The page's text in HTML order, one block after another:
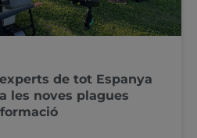
de tot Espanya
les noves plagues